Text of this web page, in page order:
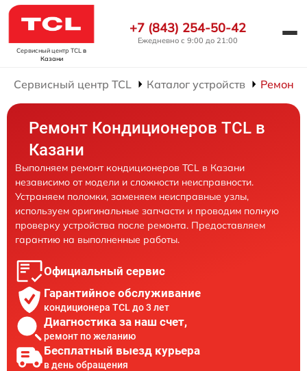
Сервисный центр TCL в
Казани
+7 (843) 254-50-42
Ежедневно с 9:00 до 21:00
Сервисный центр TCL Каталог устройств Ремонт
Ремонт Кондиционеров TCL в
Казани
Выполняем ремонт кондиционеров TCL в Казани
независимо от модели и сложности неисправности.
Устраняем поломки, заменяем неисправные узлы,
используем оригинальные запчасти и проводим полную
проверку устройства после ремонта. Предоставляем
гарантию на выполненные работы.
Официальный сервис
Гарантийное обслуживание
кондиционера TCL до 3 лет
Диагностика за наш счет,
ремонт по желанию
Бесплатный выезд курьера
в день обращения